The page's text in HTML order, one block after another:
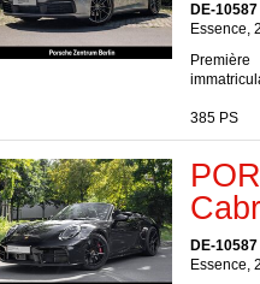
DE-
Essence,
Première
385 PS
DE-
Essence,